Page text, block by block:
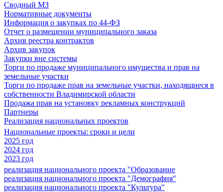
Сводный МЗ
Нормативные документы
Информация о закупках по 44-ФЗ
Отчет о размещении муниципального заказа
Архив реестра контрактов
Архив закупок
Закупки вне системы
Торги по продаже муниципального имущества и прав на
земельные участки
Торги по продаже прав на земельные участки, находящиеся в
собственности Владимирской области
Продажа прав на установку рекламных конструкций
Партнеры
Реализация национальных проектов
Национальные проекты: сроки и цели
2025 год
2024 год
2023 год
реализация национального проекта "Образование
реализация национального проекта "Демография"
реализация национального проекта "Культура"